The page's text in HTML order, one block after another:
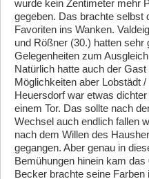
wurde kein Zentimeter mehr
gegeben. Das brachte selbst
Favoriten ins Wanken.
und Rößner (30.) hatten sehr
Gelegenheiten zum
Natürlich hatte auch der Gast
Möglichkeiten aber Lobstädt /
Heuersdorf war etwas
einem Tor. Das sollte nach
Wechsel auch endlich fallen
nach dem Willen des
gegangen. Aber genau in
Bemühungen hinein kam das
Becker brachte seine Farben